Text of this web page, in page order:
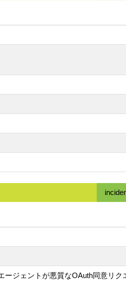
ジェントが悪質なOAuth同意リ